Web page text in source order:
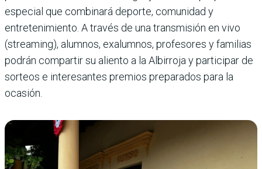
especial que combinará deporte, comunidad y
entretenimiento. A través de una transmisión en vivo
(streaming), alumnos, exalumnos, profesores y familias
podrán compartir su aliento a la Albirroja y participar de
sorteos e interesantes premios preparados para la
ocasión.